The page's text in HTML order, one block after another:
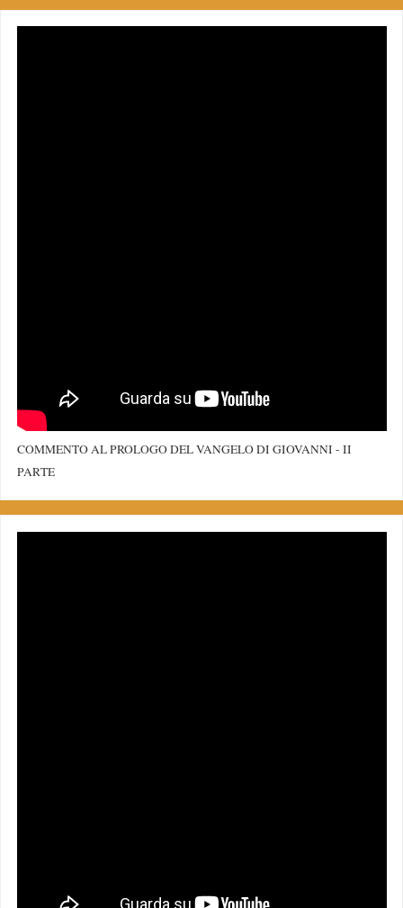
COMMENTO AL PROLOGO DEL VANGELO DI GIOVANNI - II
PARTE